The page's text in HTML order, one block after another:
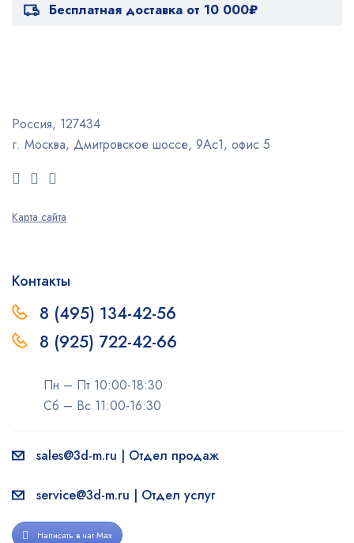
Бесплатная доставка от 10 000₽
Россия, 127434
г. Москва, Дмитровское шоссе, 9Ас1, офис 5
Карта сайта
Контакты
8 (495) 134-42-56
8 (925) 722-42-66
Пн – Пт 10:00-18:30
Сб – Вс 11:00-16:30
sales@3d-m.ru | Отдел продаж
service@3d-m.ru | Отдел услуг
Написать в чат Max